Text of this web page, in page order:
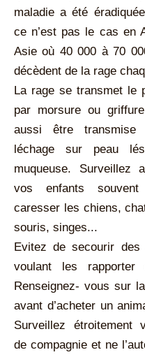
maladie a été
ce n’est pas le cas en
Asie où 40 000 à 70
décèdent de la rage
La rage se transmet le
par morsure ou
aussi être transmise
léchage sur peau
muqueuse. Surveillez
vos enfants
caresser les chiens,
souris, singes...
Evitez de secourir des
voulant les rapporter
Renseignez- vous sur
avant d’acheter un
Surveillez étroitement
de compagnie et ne